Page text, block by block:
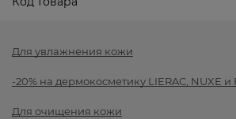
Для увлажнения кожи
-20% на дермокосметику LIERAC, NUXE и
Для очищения кожи